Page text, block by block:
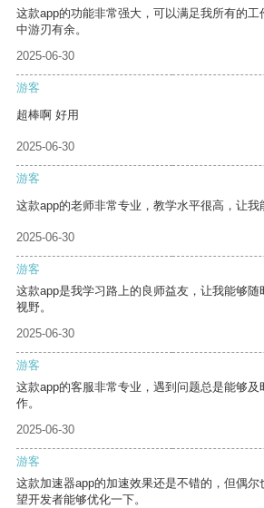
这款app的功能非常强大，可以满足我所有的
中游刃有余。
2025-06-30
游客
超棒啊 好用
2025-06-30
游客
这款app的老师非常专业，教学水平很高，让我
2025-06-30
游客
这款app是我学习路上的良师益友，让我能够
视野。
2025-06-30
游客
这款app的客服非常专业，遇到问题总是能够
作。
2025-06-30
游客
这款加速器app的加速效果还是不错的，但偶
望开发者能够优化一下。